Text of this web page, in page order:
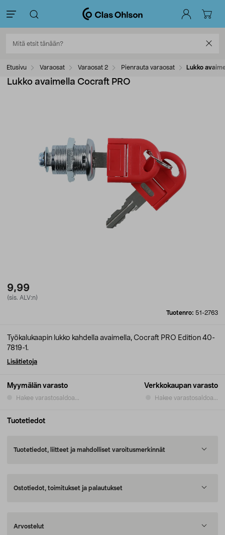
Etusivu Varaosat Varaosat 2 Pienrauta varaosat Lukko
Lukko avaimella Cocraft PRO
9,99
(sis. ALV:n)
Tuotenro: 51-2763
Myymälän varasto
Hakee varastosaldoa...
Verkkokaupan varasto
Hakee varastosaldoa...
Työkalukaapin lukko kahdella avaimella, Cocraft PRO Edition 40-
7819-1.
Lisätietoja
Tuotetiedot
Tuotetiedot, liitteet ja mahdolliset varoitusmerkinnät
Ostotiedot, toimitukset ja palautukset
Arvostelut